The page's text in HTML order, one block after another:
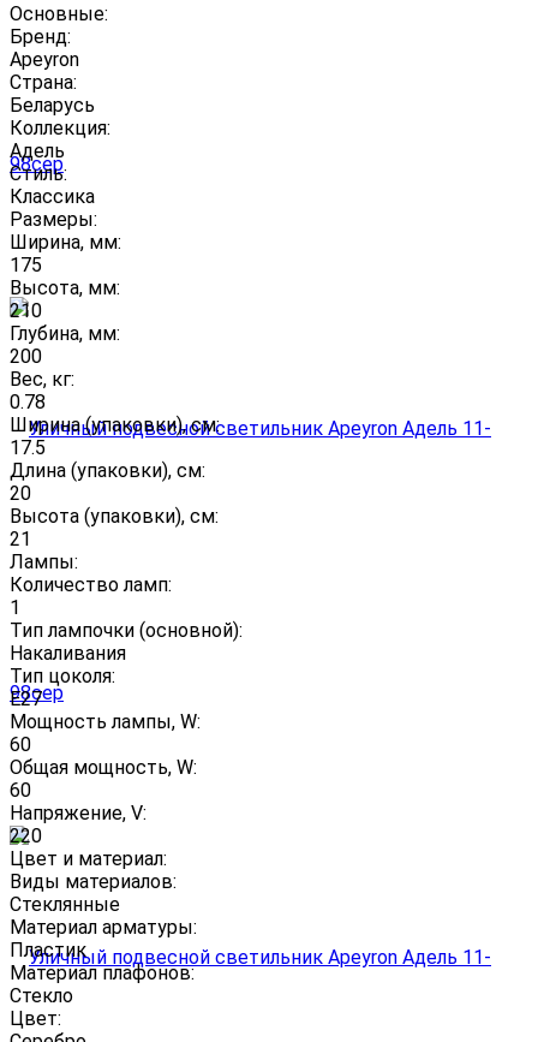
Основные:
Бренд:
Apeyron
Страна:
Беларусь
Коллекция:
Адель
Стиль:
Классика
Размеры:
Ширина, мм:
175
Высота, мм:
210
Глубина, мм:
200
Вес, кг:
0.78
Ширина (упаковки), см:
17.5
Длина (упаковки), см:
20
Высота (упаковки), см:
21
Лампы:
Количество ламп:
1
Тип лампочки (основной):
Накаливания
Тип цоколя:
E27
Мощность лампы, W:
60
Общая мощность, W:
60
Напряжение, V:
220
Цвет и материал:
Виды материалов:
Стеклянные
Материал арматуры:
Пластик
Материал плафонов:
Стекло
Цвет: